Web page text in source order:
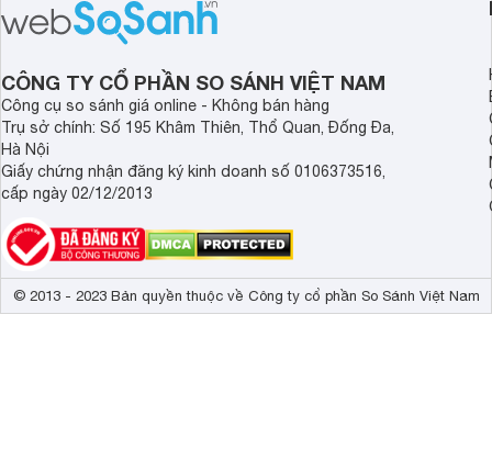
Morinaga cho người lớn có mấy loại
và giá bán của sản phẩm này như thế
nào? Hãy cùng tìm hiểu chi tiết trong
bài viết sau.
Aptamil Essensis
giải đáp câu hỏi
4 yếu tố sau.
CÔNG TY CỔ PHẦN SO SÁNH VIỆT NAM
Công cụ so sánh giá online - Không bán hàng
Trụ sở chính: Số 195 Khâm Thiên, Thổ Quan, Đống Đa,
Hà Nội
Giấy chứng nhận đăng ký kinh doanh số 0106373516,
cấp ngày 02/12/2013
© 2013 - 2023 Bản quyền thuộc về Công ty cổ phần So Sánh Việt Nam